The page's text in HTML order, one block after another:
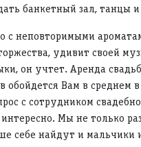
банкетный зал, танцы
неповторимыми
удивит своей
он учтет. Аренда
Вам в среднем
с сотрудником
Мы не только
себе найдут и мальчики